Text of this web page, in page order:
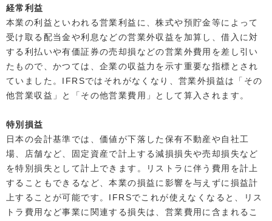
経常利益
本業の利益といわれる営業利益に、株式や預貯金等によって
受け取る配当金や利息などの営業外収益を加算し、借入に対
する利払いや有価証券の売却損などの営業外費用を差し引い
たもので、かつては、企業の収益力を示す重要な指標とされ
ていました。IFRSではそれがなくなり、営業外損益は「その
他営業収益」と「その他営業費用」として算入されます。
特別損益
日本の会計基準では、価値が下落した保有不動産や自社工
場、店舗など、固定資産で計上する減損損失や売却損失など
を特別損失として計上できます。リストラに伴う費用を計上
することもできるなど、本業の損益に影響を与えずに損益計
上することが可能です。IFRSでこれが使えなくなると、リス
トラ費用など事業に関連する損失は、営業費用に含まれるこ